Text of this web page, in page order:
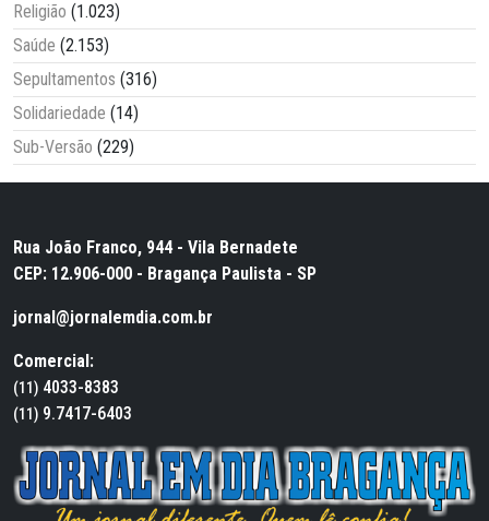
Religião (1.023)
Saúde (2.153)
Sepultamentos (316)
Solidariedade (14)
Sub-Versão (229)
Rua João Franco, 944 - Vila Bernadete
CEP: 12.906-000 - Bragança Paulista - SP
jornal@jornalemdia.com.br
Comercial:
(11) 4033-8383
(11) 9.7417-6403